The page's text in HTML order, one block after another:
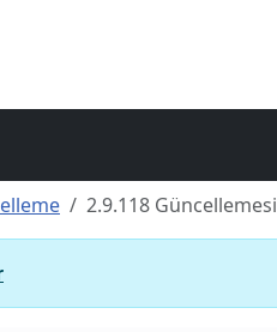
2.9.118 Güncellemesi